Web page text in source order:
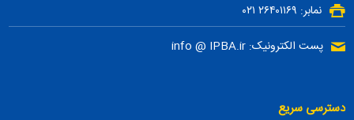
نمابر: ۲۶۴۰۱۱۶۹ ۰۲۱
پست الکترونیک: info @ IPBA.ir
دسترسی سریع